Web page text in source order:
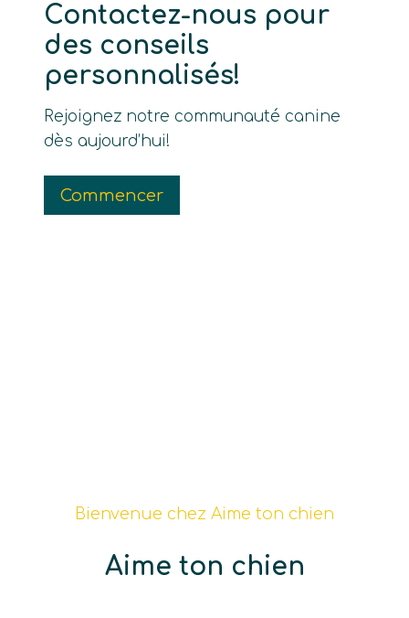
Contactez-nous pour
des conseils
personnalisés!
Rejoignez notre communauté canine
dès aujourd’hui!
Commencer
Bienvenue chez Aime ton chien
Aime ton chien